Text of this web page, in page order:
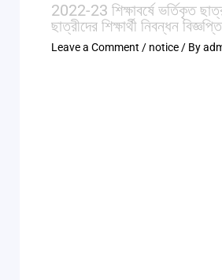
2022-23 শিক্ষাবর্ষে ভর্তিকৃত
ছাত্রীদের শিক্ষার্থী নিবন্ধন বিজ্ঞপ্তি
Leave a Comment / notice/ By